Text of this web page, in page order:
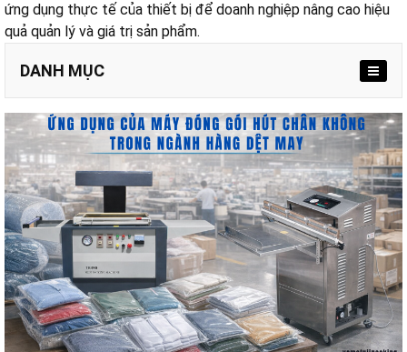
ứng dụng thực tế của thiết bị để doanh nghiệp nâng cao hiệu
quả quản lý và giá trị sản phẩm.
DANH MỤC
2.1. Duy trì độ ẩm lý tưởng cho sợi và vải cao cấp
2.2. Chống oxy hóa cho phụ liệu kim loại
2.3. Giữ được kiểu dáng tốt hơn
2.4. Đáp ứng tiêu chuẩn khắt khe của nhiều thị trường
3.1. Tiết kiệm 40% diện tích kho bãi
3.2. Quản lý kho khoa học, dễ dàng